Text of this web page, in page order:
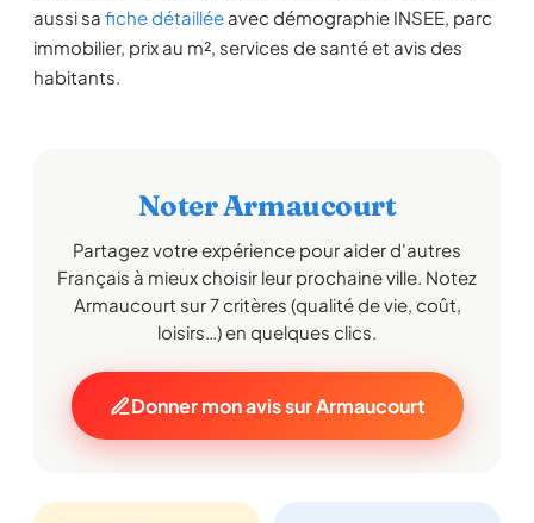
aussi sa fiche détaillée avec démographie INSEE, parc
immobilier, prix au m², services de santé et avis des
habitants.
Noter Armaucourt
Partagez votre expérience pour aider d'autres
Français à mieux choisir leur prochaine ville. Notez
Armaucourt sur 7 critères (qualité de vie, coût,
loisirs…) en quelques clics.
Donner mon avis sur Armaucourt